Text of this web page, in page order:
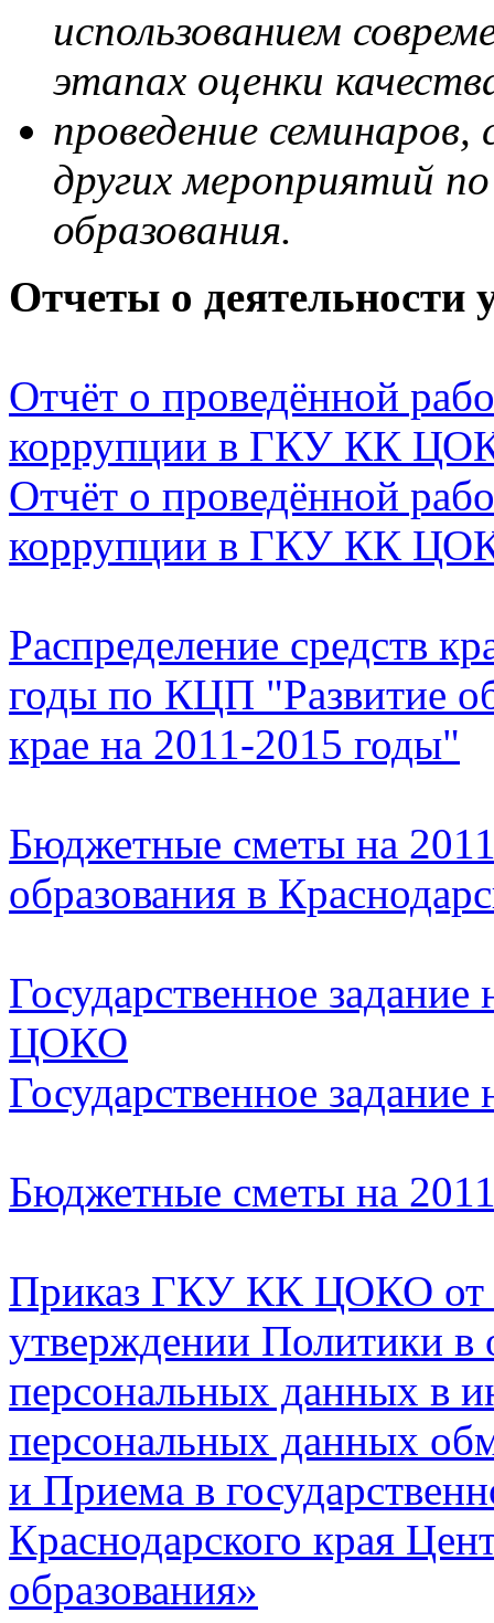
использованием
этапах оценки
проведение
других мероприятий
образования.
Отчеты о деятельности
Отчёт о проведённой
коррупции в ГКУ КК
Отчёт о проведённой
коррупции в ГКУ КК
Распределение средств
годы по КЦП "Развитие
крае на 2011-2015 годы"
Бюджетные сметы на
образования в
Государственное
ЦОКО
Государственное
Бюджетные сметы на
Приказ ГКУ КК ЦОКО от
утверждении Политики в
персональных данных в
персональных данных
и Приема в
Краснодарского края
образования»